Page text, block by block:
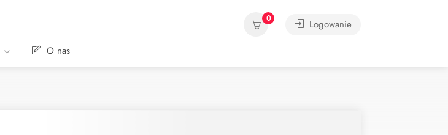
O nas
0 Logowanie